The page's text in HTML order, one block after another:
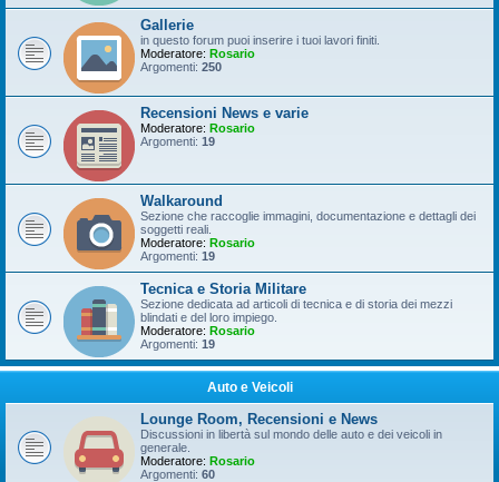
Gallerie
in questo forum puoi inserire i tuoi lavori finiti.
Moderatore: Rosario
Argomenti: 250
Recensioni News e varie
Moderatore: Rosario
Argomenti: 19
Walkaround
Sezione che raccoglie immagini, documentazione e dettagli dei
soggetti reali.
Moderatore: Rosario
Argomenti: 19
Tecnica e Storia Militare
Sezione dedicata ad articoli di tecnica e di storia dei mezzi
blindati e del loro impiego.
Moderatore: Rosario
Argomenti: 19
Auto e Veicoli
Lounge Room, Recensioni e News
Discussioni in libertà sul mondo delle auto e dei veicoli in
generale.
Moderatore: Rosario
Argomenti: 60